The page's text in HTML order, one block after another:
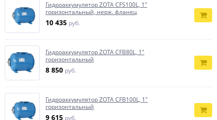
Гидроаккумулятор ZOTA CFS100L, 1"
горизонтальный, нерж. фланец
10 435 руб.
Гидроаккумулятор ZOTA CFB80L, 1"
горизонтальный
8 850 руб.
Гидроаккумулятор ZOTA CFB100L, 1"
горизонтальный
9 615 руб.